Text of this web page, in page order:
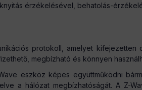
érzékelésével, behatolás-
protokoll, amelyet
megbízható és könnyen
eszköz képes együttműködni
a hálózat megbízhatóságát. A Z-